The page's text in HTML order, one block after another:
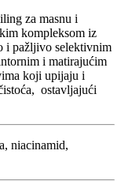
za masnu i
kompleksom iz
i pažljivo selektivnim
i matirajućim
koji upijaju i
ostavljajući
niacinamid,